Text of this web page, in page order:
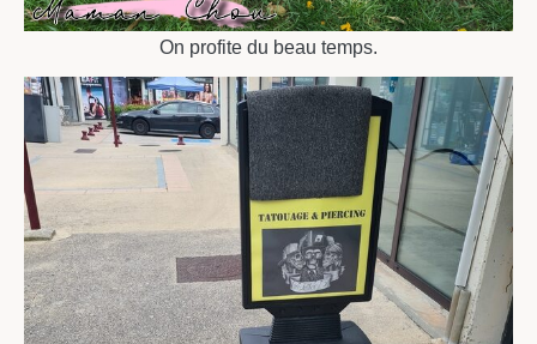
On profite du beau temps.